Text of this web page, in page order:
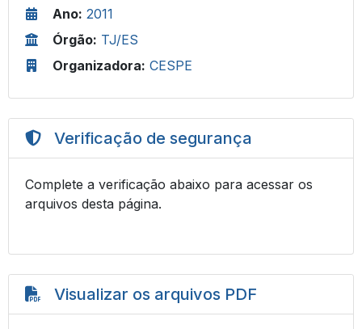
Ano: 2011
Órgão: TJ/ES
Organizadora: CESPE
Verificação de segurança
Complete a verificação abaixo para acessar os
arquivos desta página.
Visualizar os arquivos PDF